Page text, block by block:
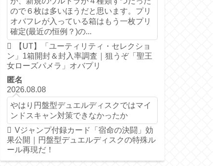
ので６枚は多いほうだと思います。プリ
オバフレが入っている箱はもう一枚プリ
確定(最近の恒例？)の...
【UT】「ユーティリティ・セレクショ
ン」1箱開封＆封入率調査｜狙うぞ「聖王
女ローズパメラ」オバプリ
匿名
2026.08.08
やはり円盤型デュエルディスクではマイ
ンドスキャン対策できなかったか
Vジャンプ付録カード「宿命の決闘」効
果公開｜円盤型デュエルディスクの特殊ル
ール再現だ！